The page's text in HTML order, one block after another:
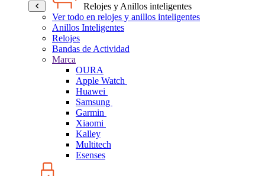
Relojes y Anillos inteligentes
Ver todo en relojes y anillos inteligentes
Anillos Inteligentes
Relojes
Bandas de Actividad
Marca
OURA
Apple Watch
Huawei
Samsung
Garmin
Xiaomi
Kalley
Multitech
Esenses